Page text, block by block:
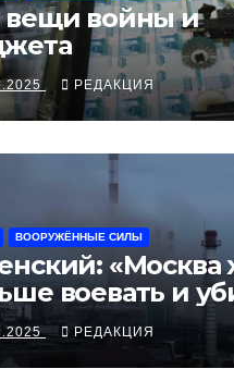
вещи войны и
РЕДАКЦИЯ
ВООРУЖЁННЫЕ СИЛЫ
«Москва
воевать и
для твёрдой
РЕДАКЦИЯ